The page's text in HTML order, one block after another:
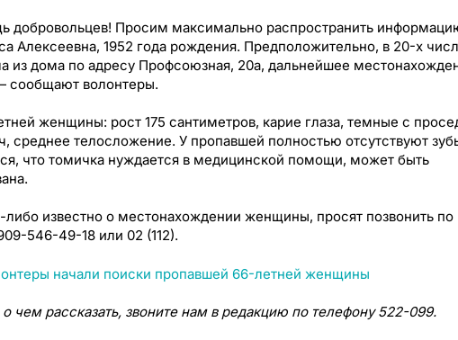
добровольцев! Просим максимально распространить
Алексеевна, 1952 года рождения. Предположительно, в 20-х
из дома по адресу Профсоюзная, 20а, дальнейшее
сообщают волонтеры.
женщины: рост 175 сантиметров, карие глаза, темные с
среднее телосложение. У пропавшей полностью отсутствуют
что томичка нуждается в медицинской помощи, может быть
либо известно о местонахождении женщины, просят позвонить по
546-49-18 или 02 (112).
чем рассказать, звоните нам в редакцию по телефону 522-099.